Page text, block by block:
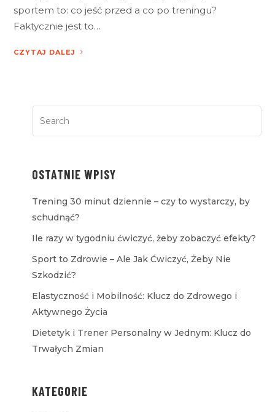
sportem to: co jeść przed a co po treningu?
Faktycznie jest to…
CZYTAJ DALEJ
OSTATNIE WPISY
Trening 30 minut dziennie – czy to wystarczy, by
schudnąć?
Ile razy w tygodniu ćwiczyć, żeby zobaczyć efekty?
Sport to Zdrowie – Ale Jak Ćwiczyć, Żeby Nie
Szkodzić?
Elastyczność i Mobilność: Klucz do Zdrowego i
Aktywnego Życia
Dietetyk i Trener Personalny w Jednym: Klucz do
Trwałych Zmian
KATEGORIE